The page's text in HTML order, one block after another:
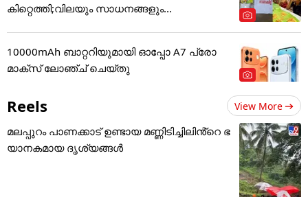
കിറ്റെത്തി;വിലയും സാധനങ്ങളും...
10000mAh ബാറ്ററിയുമായി ഓപ്പോ A7 പ്രോ
മാക്സ് ലോഞ്ച് ചെയ്തു
Reels View More
മലപ്പുറം പാണക്കാട് ഉണ്ടായ മണ്ണിടിച്ചിലിൻ്റെ ഭ
യാനകമായ ദൃശ്യങ്ങൾ